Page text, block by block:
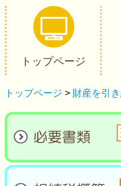
トップページ
トップページ > 財産を引